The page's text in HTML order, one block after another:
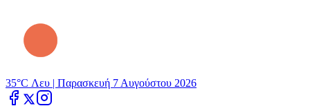
35°C Λευ | Παρασκευή 7 Αυγούστου 2026